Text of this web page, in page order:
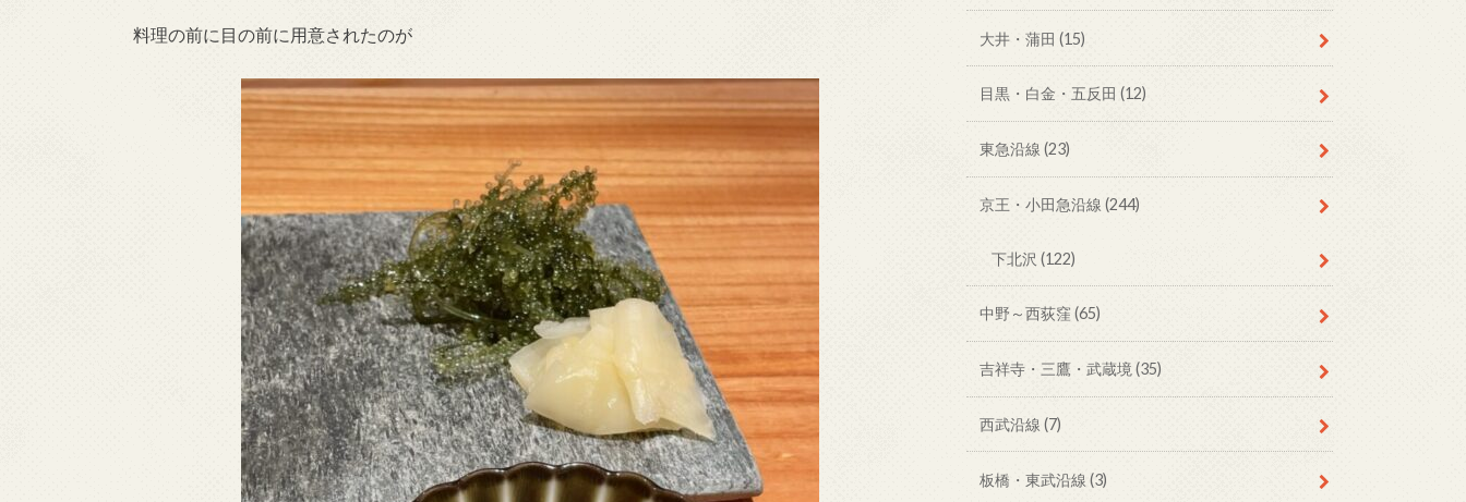
料理の前に目の前に用意されたのが 大井・蒲田 (15)
目黒・白金・五反田 (12)
東急沿線 (23)
京王・小田急沿線 (244)
下北沢(122)
中野～西荻窪 (65)
吉祥寺・三鷹・武蔵境 (35)
西武沿線 (7)
板橋・東武沿線 (3)